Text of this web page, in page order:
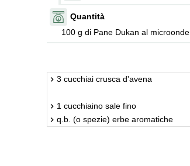
Quantità
100 g di Pane Dukan al microonde
3 cucchiai crusca d'avena
1 cucchiaino sale fino
q.b. (o spezie) erbe aromatiche